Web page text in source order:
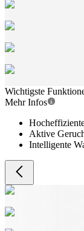
Wichtigste
Mehr Infos
Aktive
Intelligente